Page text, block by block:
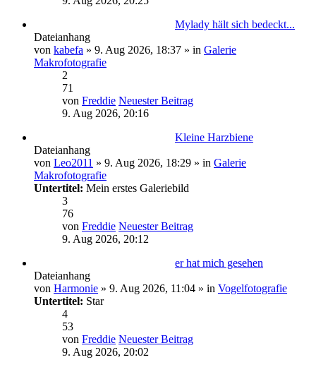
Mylady hält sich bedeckt...
Dateianhang
von kabefa » 9. Aug 2026, 18:37 » in Galerie
Makrofotografie
2
71
von Freddie Neuester Beitrag
9. Aug 2026, 20:16
Kleine Harzbiene
Dateianhang
von Leo2011 » 9. Aug 2026, 18:29 » in Galerie
Makrofotografie
Untertitel: Mein erstes Galeriebild
3
76
von Freddie Neuester Beitrag
9. Aug 2026, 20:12
er hat mich gesehen
Dateianhang
von Harmonie » 9. Aug 2026, 11:04 » in Vogelfotografie
Untertitel: Star
4
53
von Freddie Neuester Beitrag
9. Aug 2026, 20:02